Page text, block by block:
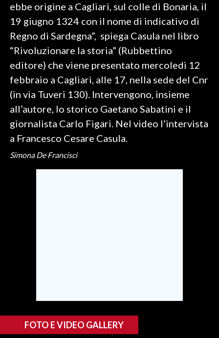
GOSSIP
SALUTE
SARDEGNA TURISMO
SARDI NEL MONDO
NOTIZIE
EVENTI
STORE
ebbe origine a Cagliari, sul colle di Bonaria, il
19 giugno 1324 con il nome di indicativo di
Regno di Sardegna”, spiega Casula nel libro
“Rivoluzionare la storia” (Rubbettino
editore) che viene presentato mercoledì 12
febbraio a Cagliari, alle 17, nella sede del Cnr
(in via Tuveri 130). Intervengono, insieme
all’autore, lo storico Gaetano Sabatini e il
giornalista Carlo Figari. Nel video l’intervista
a Francesco Cesare Casula.
Simona De Francisci
FOTO E VIDEO GALLERY